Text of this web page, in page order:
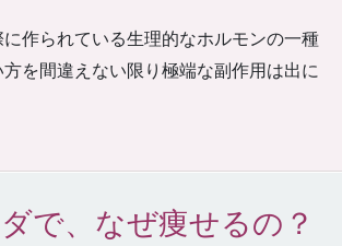
に作られている生理的なホルモンの一種
を間違えない限り極端な副作用は出に
で、なぜ痩せるの？